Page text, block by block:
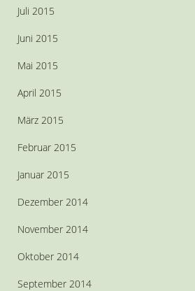
Juli 2015
Juni 2015
Mai 2015
April 2015
März 2015
Februar 2015
Januar 2015
Dezember 2014
November 2014
Oktober 2014
September 2014